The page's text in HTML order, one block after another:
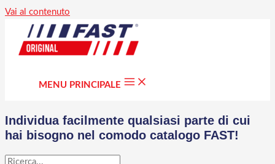
Vai al contenuto
MENU PRINCIPALE
Individua facilmente qualsiasi parte di cui
hai bisogno nel comodo catalogo FAST!